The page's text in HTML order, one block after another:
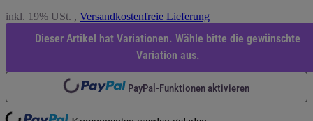
inkl. 19% USt. , Versandkostenfreie Lieferung
Dieser Artikel hat Variationen. Wähle bitte die gewünschte
Variation aus.
Loading... PayPal-Funktionen aktivieren